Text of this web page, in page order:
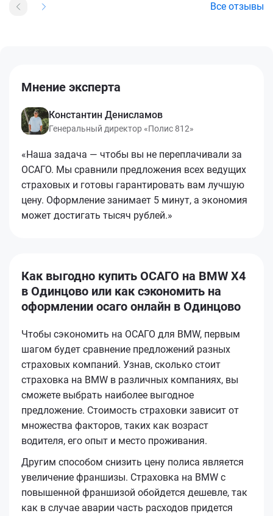
Все отзывы
Мнение эксперта
Константин Денисламов
Генеральный директор «Полис 812»
«Наша задача — чтобы вы не переплачивали за
ОСАГО. Мы сравнили предложения всех ведущих
страховых и готовы гарантировать вам лучшую
цену. Оформление занимает 5 минут, а экономия
может достигать тысяч рублей.»
Как выгодно купить ОСАГО на BMW X4
в Одинцово или как сэкономить на
оформлении осаго онлайн в Одинцово
Чтобы сэкономить на ОСАГО для BMW, первым
шагом будет сравнение предложений разных
страховых компаний. Узнав, сколько стоит
страховка на BMW в различных компаниях, вы
сможете выбрать наиболее выгодное
предложение. Стоимость страховки зависит от
множества факторов, таких как возраст
водителя, его опыт и место проживания.
Другим способом снизить цену полиса является
увеличение франшизы. Страховка на BMW с
повышенной франшизой обойдется дешевле, так
как в случае аварии часть расходов придется